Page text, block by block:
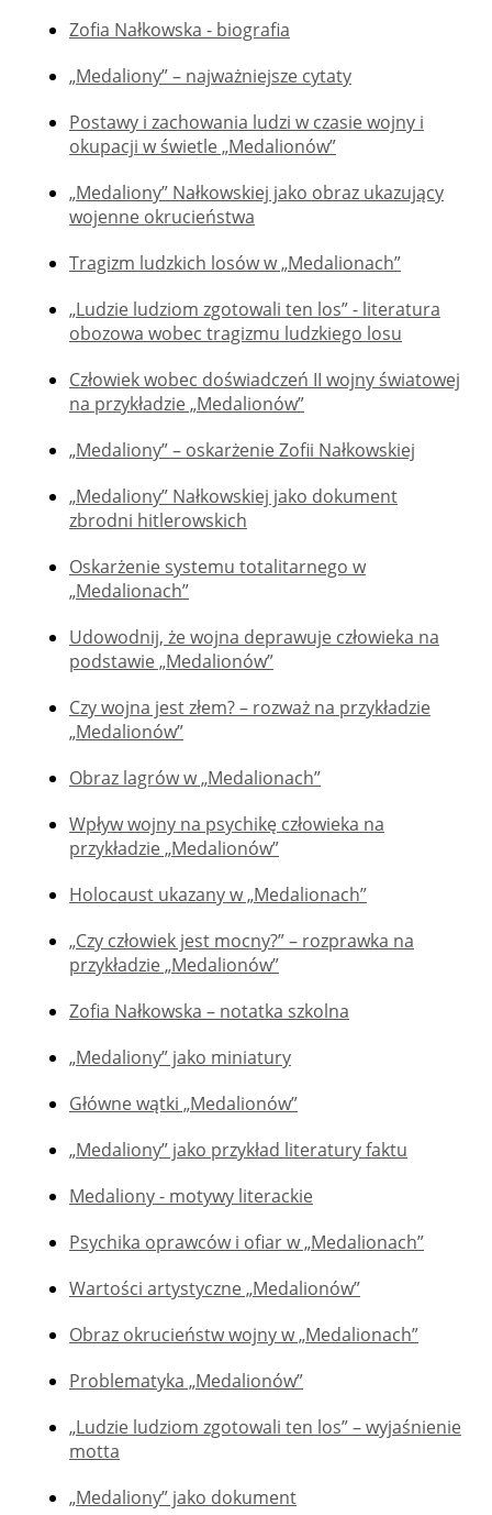
Zofia Nałkowska - biografia
„Medaliony” – najważniejsze cytaty
Postawy i zachowania ludzi w czasie wojny i
okupacji w świetle „Medalionów”
„Medaliony” Nałkowskiej jako obraz ukazujący
wojenne okrucieństwa
Tragizm ludzkich losów w „Medalionach”
„Ludzie ludziom zgotowali ten los” - literatura
obozowa wobec tragizmu ludzkiego losu
Człowiek wobec doświadczeń II wojny światowej
na przykładzie „Medalionów”
„Medaliony” – oskarżenie Zofii Nałkowskiej
„Medaliony” Nałkowskiej jako dokument
zbrodni hitlerowskich
Oskarżenie systemu totalitarnego w
„Medalionach”
Udowodnij, że wojna deprawuje człowieka na
podstawie „Medalionów”
Czy wojna jest złem? – rozważ na przykładzie
„Medalionów”
Obraz lagrów w „Medalionach”
Wpływ wojny na psychikę człowieka na
przykładzie „Medalionów”
Holocaust ukazany w „Medalionach”
„Czy człowiek jest mocny?” – rozprawka na
przykładzie „Medalionów”
Zofia Nałkowska – notatka szkolna
„Medaliony” jako miniatury
Główne wątki „Medalionów”
„Medaliony” jako przykład literatury faktu
Medaliony - motywy literackie
Psychika oprawców i ofiar w „Medalionach”
Wartości artystyczne „Medalionów”
Obraz okrucieństw wojny w „Medalionach”
Problematyka „Medalionów”
„Ludzie ludziom zgotowali ten los” – wyjaśnienie
motta
„Medaliony” jako dokument